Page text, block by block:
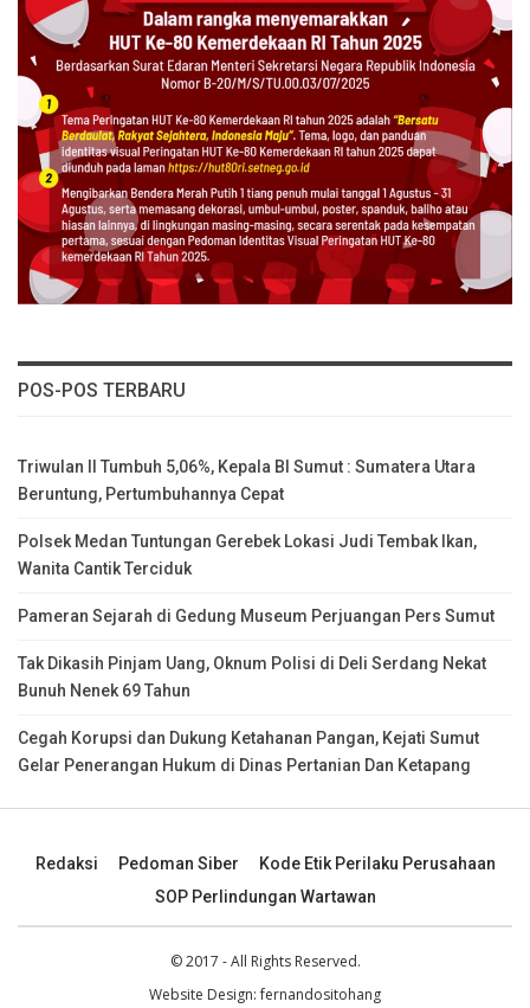
POS-POS TERBARU
Triwulan II Tumbuh 5,06%, Kepala BI Sumut : Sumatera Utara
Beruntung, Pertumbuhannya Cepat
Polsek Medan Tuntungan Gerebek Lokasi Judi Tembak Ikan,
Wanita Cantik Terciduk
Pameran Sejarah di Gedung Museum Perjuangan Pers Sumut
Tak Dikasih Pinjam Uang, Oknum Polisi di Deli Serdang Nekat
Bunuh Nenek 69 Tahun
Cegah Korupsi dan Dukung Ketahanan Pangan, Kejati Sumut
Gelar Penerangan Hukum di Dinas Pertanian Dan Ketapang
Redaksi Pedoman Siber
Kode Etik Perilaku Perusahaan
SOP Perlindungan Wartawan
© 2017 - All Rights Reserved.
Website Design:fernandositohang